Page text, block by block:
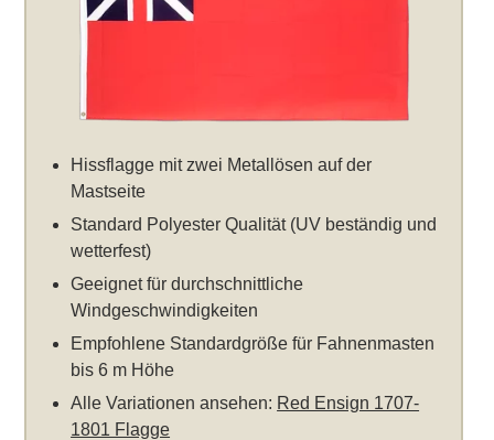
Hissflagge mit zwei Metallösen auf der
Mastseite
Standard Polyester Qualität (UV beständig und
wetterfest)
Geeignet für durchschnittliche
Windgeschwindigkeiten
Empfohlene Standardgröße für Fahnenmasten
bis 6 m Höhe
Alle Variationen ansehen: Red Ensign 1707-
1801 Flagge